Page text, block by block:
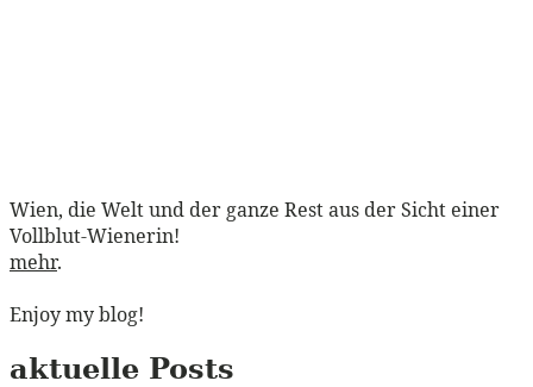
Wien, die Welt und der ganze Rest aus der Sicht einer
Vollblut-Wienerin!
mehr.
Enjoy my blog!
aktuelle Posts